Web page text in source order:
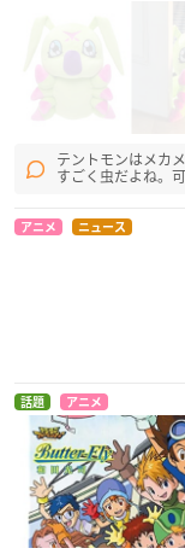
テントモンはメカ
すごく虫だよね。
アニメ ニュース
話題 アニメ